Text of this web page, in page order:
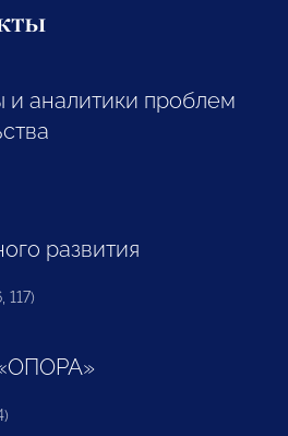
и аналитики проблем
развития
117)